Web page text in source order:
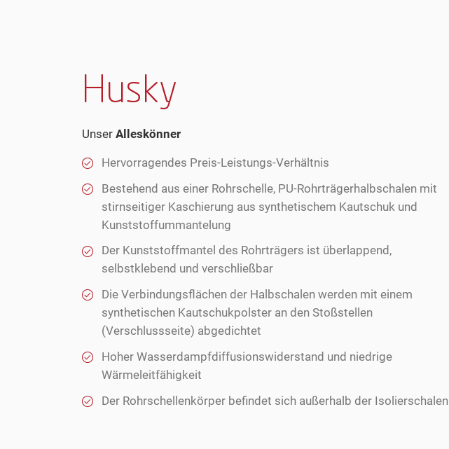
Husky
Unser Alleskönner
Hervorragendes Preis-Leistungs-Verhältnis
Bestehend aus einer Rohrschelle, PU-Rohrträgerhalbschalen mit
stirnseitiger Kaschierung aus synthetischem Kautschuk und
Kunststoffummantelung
Der Kunststoffmantel des Rohrträgers ist überlappend,
selbstklebend und verschließbar
Die Verbindungsflächen der Halbschalen werden mit einem
synthetischen Kautschukpolster an den Stoßstellen
(Verschlussseite) abgedichtet
Hoher Wasserdampfdiffusionswiderstand und niedrige
Wärmeleitfähigkeit
Der Rohrschellenkörper befindet sich außerhalb der Isolierschalen